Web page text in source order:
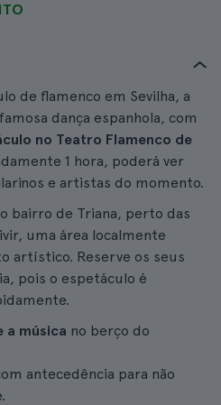
de flamenco em Sevilha, a
dança espanhola, com
no Teatro Flamenco de
1 hora, poderá ver
e artistas do momento.
bairro de Triana, perto das
uma área localmente
artístico. Reserve os seus
pois o espetáculo é
a música no berço do
antecedência para não